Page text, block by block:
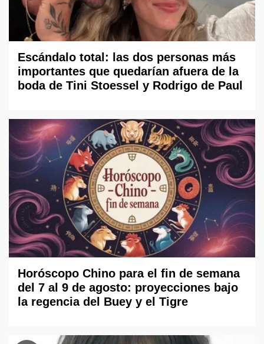
Escándalo total: las dos personas más
importantes que quedarían afuera de la
boda de Tini Stoessel y Rodrigo de Paul
Horóscopo Chino para el fin de semana
del 7 al 9 de agosto: proyecciones bajo
la regencia del Buey y el Tigre